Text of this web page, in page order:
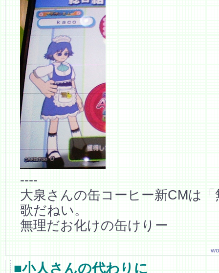
----
大泉さんの缶コーヒー新CMは
歌だねい。
無理だお化けの缶けりー
■小人さんの代わりに